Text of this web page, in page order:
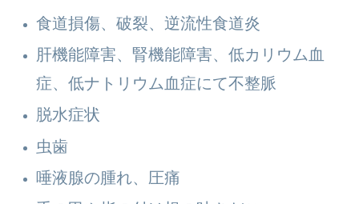
食道損傷、破裂、逆流性食道炎
肝機能障害、腎機能障害、低カリウム血
症、低ナトリウム血症にて不整脈
脱水症状
虫歯
唾液腺の腫れ、圧痛